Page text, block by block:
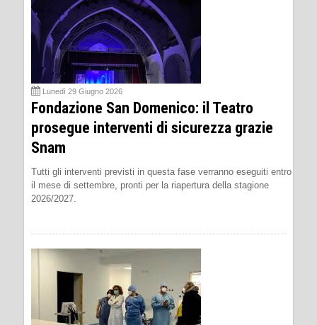
Lunedì 29 Giugno 2026
Fondazione San Domenico: il Teatro
prosegue interventi di sicurezza grazie
Snam
Tutti gli interventi previsti in questa fase verranno eseguiti entro
il mese di settembre, pronti per la riapertura della stagione
2026/2027.